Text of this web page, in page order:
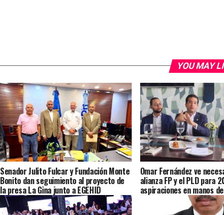
YOU MAY
Senador Julito Fulcar y Fundación Monte
Bonito dan seguimiento al proyecto de
la presa La Gina junto a EGEHID
Omar Fernández ve
alianza FP y el PLD para
aspiraciones en manos